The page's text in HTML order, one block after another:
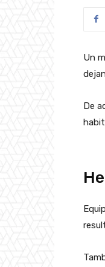
Un
De